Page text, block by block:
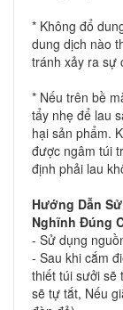
* Không đổ
dung dịch nào
tránh xảy ra sự
* Nếu trên bề
tẩy nhẹ để lau
hại sản phẩm.
được ngâm túi
định phải lau
Hướng Dẫn
Nghĩnh Đúng
- Sử dụng
- Sau khi cắm
thiết túi sưởi sẽ
sẽ tự tắt, Nếu